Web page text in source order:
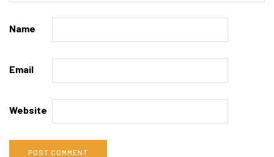
Name
Email
Website